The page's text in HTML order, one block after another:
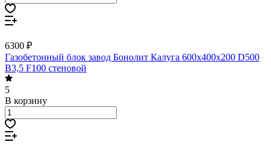
6300 ₽
Газобетонный блок завод Бонолит Калуга 600х400х200 D500
B3,5 F100 стеновой
5
В корзину